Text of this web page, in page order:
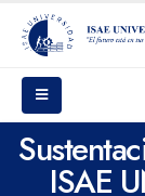
ISAE